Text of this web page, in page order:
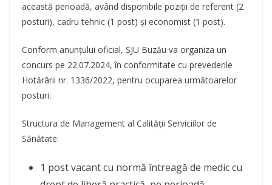
această perioadă, având disponibile poziții de referent (2
posturi), cadru tehnic (1 post) și economist (1 post).
Conform anunțului oficial, SJU Buzău va organiza un
concurs pe 22.07.2024, în conformitate cu prevederile
Hotărârii nr. 1336/2022, pentru ocuparea următoarelor
posturi:
Structura de Management al Calității Serviciilor de
Sănătate:
1 post vacant cu normă întreagă de medic cu